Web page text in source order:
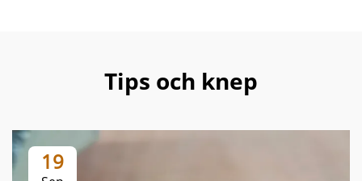
Tips och knep
19